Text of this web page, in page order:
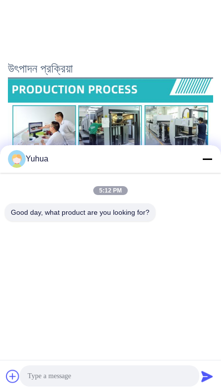
উৎপাদন প্রক্রিয়া
Yuhua
5:12 PM
Good day, what product are you looking for?